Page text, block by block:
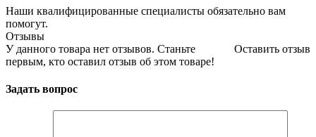
Наши квалифицированные специалисты обязательно вам
помогут.
Отзывы
Оставить отзыв
У данного товара нет отзывов. Станьте
первым, кто оставил отзыв об этом товаре!
Задать вопрос